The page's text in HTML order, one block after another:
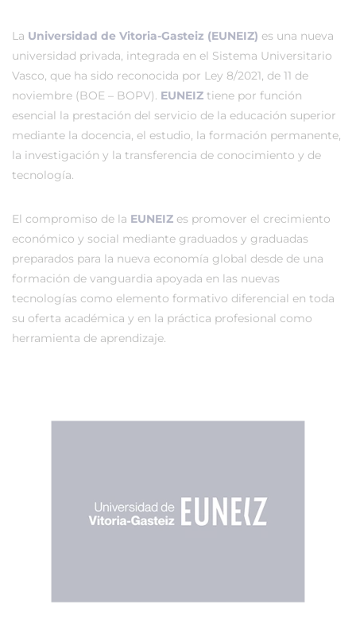
La Universidad de Vitoria-Gasteiz (EUNEIZ) es una nueva
universidad privada, integrada en el Sistema Universitario
Vasco, que ha sido reconocida por Ley 8/2021, de 11 de
noviembre (BOE – BOPV). EUNEIZ tiene por función
esencial la prestación del servicio de la educación superior
mediante la docencia, el estudio, la formación permanente,
la investigación y la transferencia de conocimiento y de
tecnología.
El compromiso de la EUNEIZ es promover el crecimiento
económico y social mediante graduados y graduadas
preparados para la nueva economía global desde de una
formación de vanguardia apoyada en las nuevas
tecnologías como elemento formativo diferencial en toda
su oferta académica y en la práctica profesional como
herramienta de aprendizaje.